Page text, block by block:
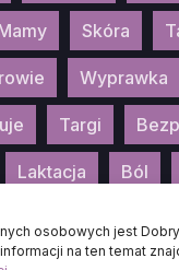
osobowych jest
na ten temat
Skóra
Wyprawka
Targi
Laktacja Ból